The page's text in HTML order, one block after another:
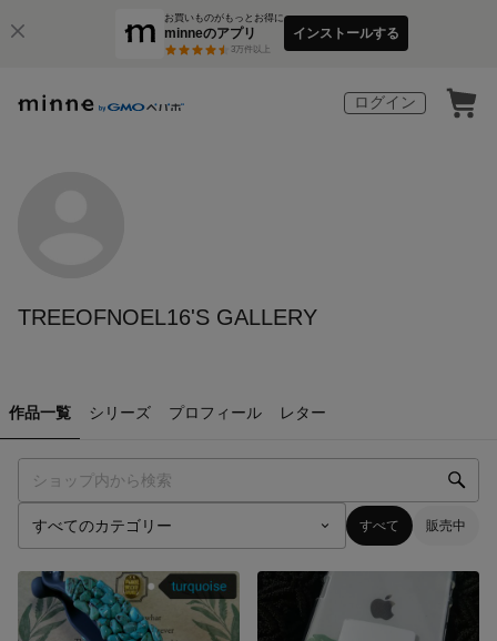
お買いものがもっとお得に
minneのアプリ
3万件以上
インストールする
ログイン
TREEOFNOEL16'S GALLERY
作品一覧 シリーズ プロフィール レター
すべて 販売中